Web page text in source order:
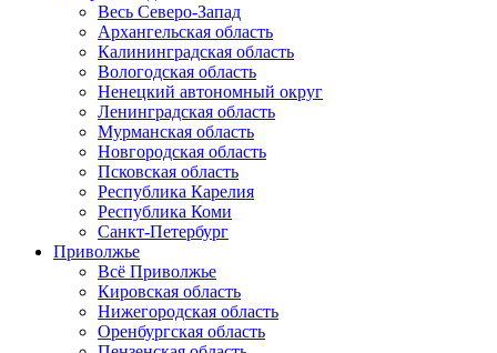
Весь Северо-Запад
Архангельская область
Калининградская область
Вологодская область
Ненецкий автономный округ
Ленинградская область
Мурманская область
Новгородская область
Псковская область
Республика Карелия
Республика Коми
Санкт-Петербург
Приволжье
Всё Приволжье
Кировская область
Нижегородская область
Оренбургская область